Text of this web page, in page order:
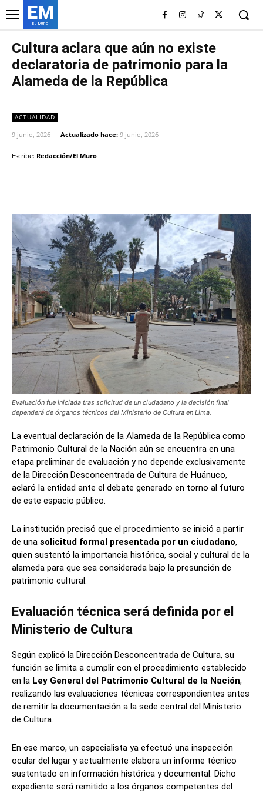
EM
EL MURO
Cultura aclara que aún no existe
declaratoria de patrimonio para la
Alameda de la República
ACTUALIDAD
9 junio, 2026 Actualizado hace: 9 junio, 2026
Escribe: Redacción/El Muro
Evaluación fue iniciada tras solicitud de un ciudadano y la decisión final
dependerá de órganos técnicos del Ministerio de Cultura en Lima.
La eventual declaración de la Alameda de la República como
Patrimonio Cultural de la Nación aún se encuentra en una
etapa preliminar de evaluación y no depende exclusivamente
de la Dirección Desconcentrada de Cultura de Huánuco,
aclaró la entidad ante el debate generado en torno al futuro
de este espacio público.
La institución precisó que el procedimiento se inició a partir
de una solicitud formal presentada por un ciudadano,
quien sustentó la importancia histórica, social y cultural de la
alameda para que sea considerada bajo la presunción de
patrimonio cultural.
Evaluación técnica será definida por el
Ministerio de Cultura
Según explicó la Dirección Desconcentrada de Cultura, su
función se limita a cumplir con el procedimiento establecido
en la Ley General del Patrimonio Cultural de la Nación,
realizando las evaluaciones técnicas correspondientes antes
de remitir la documentación a la sede central del Ministerio
de Cultura.
En ese marco, un especialista ya efectuó una inspección
ocular del lugar y actualmente elabora un informe técnico
sustentado en información histórica y documental. Dicho
expediente será remitido a los órganos competentes del